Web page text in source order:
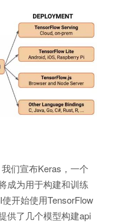
们宣布Keras，一个
成为用于构建和训练
开始使用TensorFlow
供了几个模型构建api